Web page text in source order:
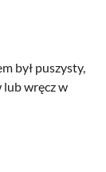
był puszysty,
lub wręcz w